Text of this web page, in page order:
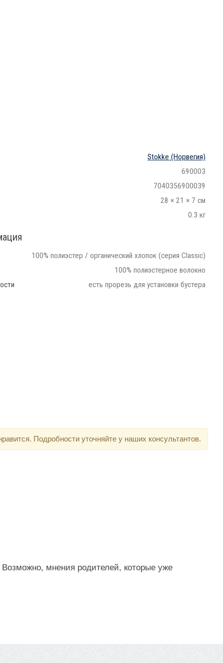
Stokke (Норвегия)
690003
7040356900039
28 × 21 × 7 см
0.3 кг
100% полиэстер / органический хлопок (серия Classic)
100% полиэстерное волокно
есть прорезь для установки бустера
Подробности уточняйте у наших консультантов.
Возможно, мнения родителей, которые уже